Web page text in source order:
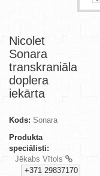
Nicolet
Sonara
transkraniāla
doplera
iekārta
Kods: Sonara
Produkta
speciālisti:
Jēkabs Vītols
+371 29837170